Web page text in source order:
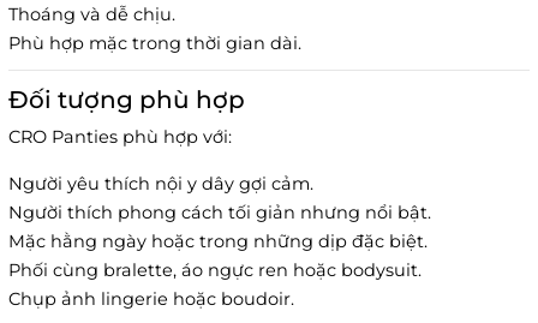
Thoáng và dễ chịu.
Phù hợp mặc trong thời gian dài.
Đối tượng phù hợp
CRO Panties phù hợp với:
Người yêu thích nội y dây gợi cảm.
Người thích phong cách tối giản nhưng nổi bật.
Mặc hằng ngày hoặc trong những dịp đặc biệt.
Phối cùng bralette, áo ngực ren hoặc bodysuit.
Chụp ảnh lingerie hoặc boudoir.